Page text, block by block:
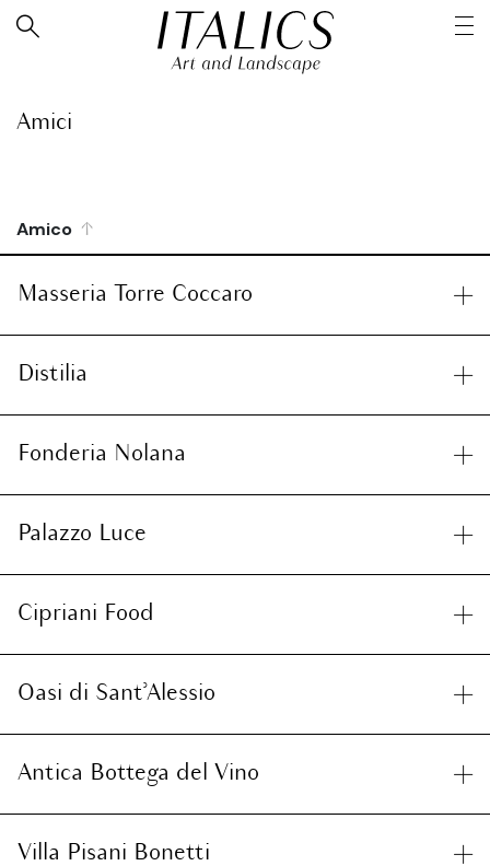
Amici
Amico
Masseria Torre Coccaro
Distilia
Fonderia Nolana
Palazzo Luce
Cipriani Food
Oasi di Sant’Alessio
Antica Bottega del Vino
Villa Pisani Bonetti